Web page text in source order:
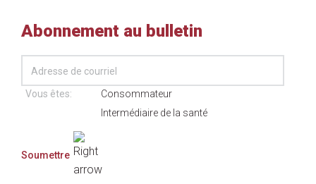
Abonnement au bulletin
Vous êtes:
Consommateur
Intermédiaire de la santé